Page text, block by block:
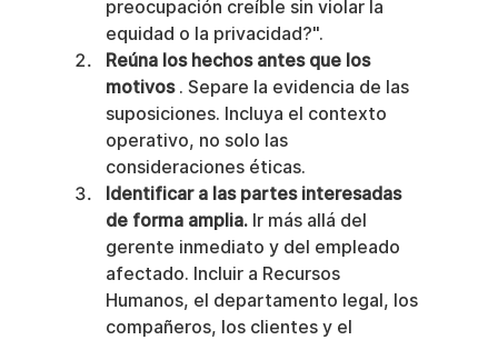
preocupación creíble sin violar la
equidad o la privacidad?".
Reúna los hechos antes que los
motivos . Separe la evidencia de las
suposiciones. Incluya el contexto
operativo, no solo las
consideraciones éticas.
Identificar a las partes interesadas
de forma amplia. Ir más allá del
gerente inmediato y del empleado
afectado. Incluir a Recursos
Humanos, el departamento legal, los
compañeros, los clientes y el